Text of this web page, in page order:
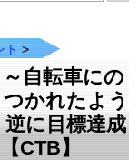
ト >
自転車にの
かれたよう
に目標達成
CTB】